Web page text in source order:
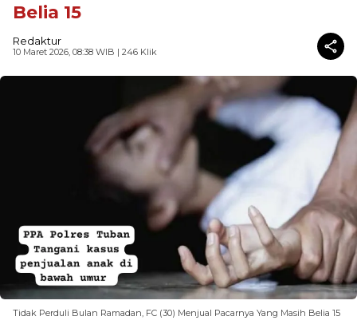
Belia 15
Redaktur
10 Maret 2026, 08:38 WIB | 246 Klik
Tidak Perduli Bulan Ramadan, FC (30) Menjual Pacarnya Yang Masih Belia 15